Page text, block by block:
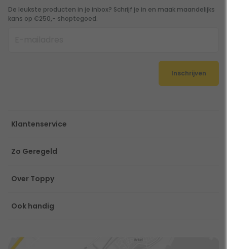
De leukste producten in je inbox? Schrijf je in en maak maandelijks
kans op €250,- shoptegoed.
Inschrijven
Klantenservice
Zo Geregeld
Over Toppy
Ook handig